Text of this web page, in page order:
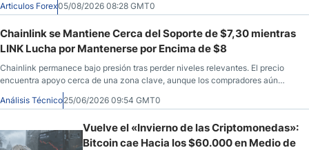
Articulos Forex05/08/2026 08:28 GMT0
Chainlink se Mantiene Cerca del Soporte de $7,30 mientras
LINK Lucha por Mantenerse por Encima de $8
Chainlink permanece bajo presión tras perder niveles relevantes. El precio
encuentra apoyo cerca de una zona clave, aunque los compradores aún
necesitan recuperar terreno técnico para cambiar la estructura de corto
plazo.
Análisis Técnico25/06/2026 09:54 GMT0
Vuelve el «Invierno de las Criptomonedas»:
Bitcoin cae Hacia los $60.000 en Medio de